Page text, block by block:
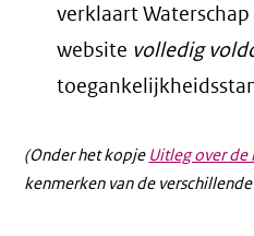
verklaart
website volledig
(Onder het kopje Uitleg over de
kenmerken van de